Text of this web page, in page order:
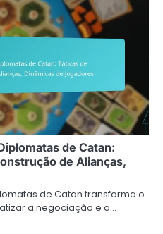
de Catan:
de Alianças,
de Catan transforma o
a negociação e a…